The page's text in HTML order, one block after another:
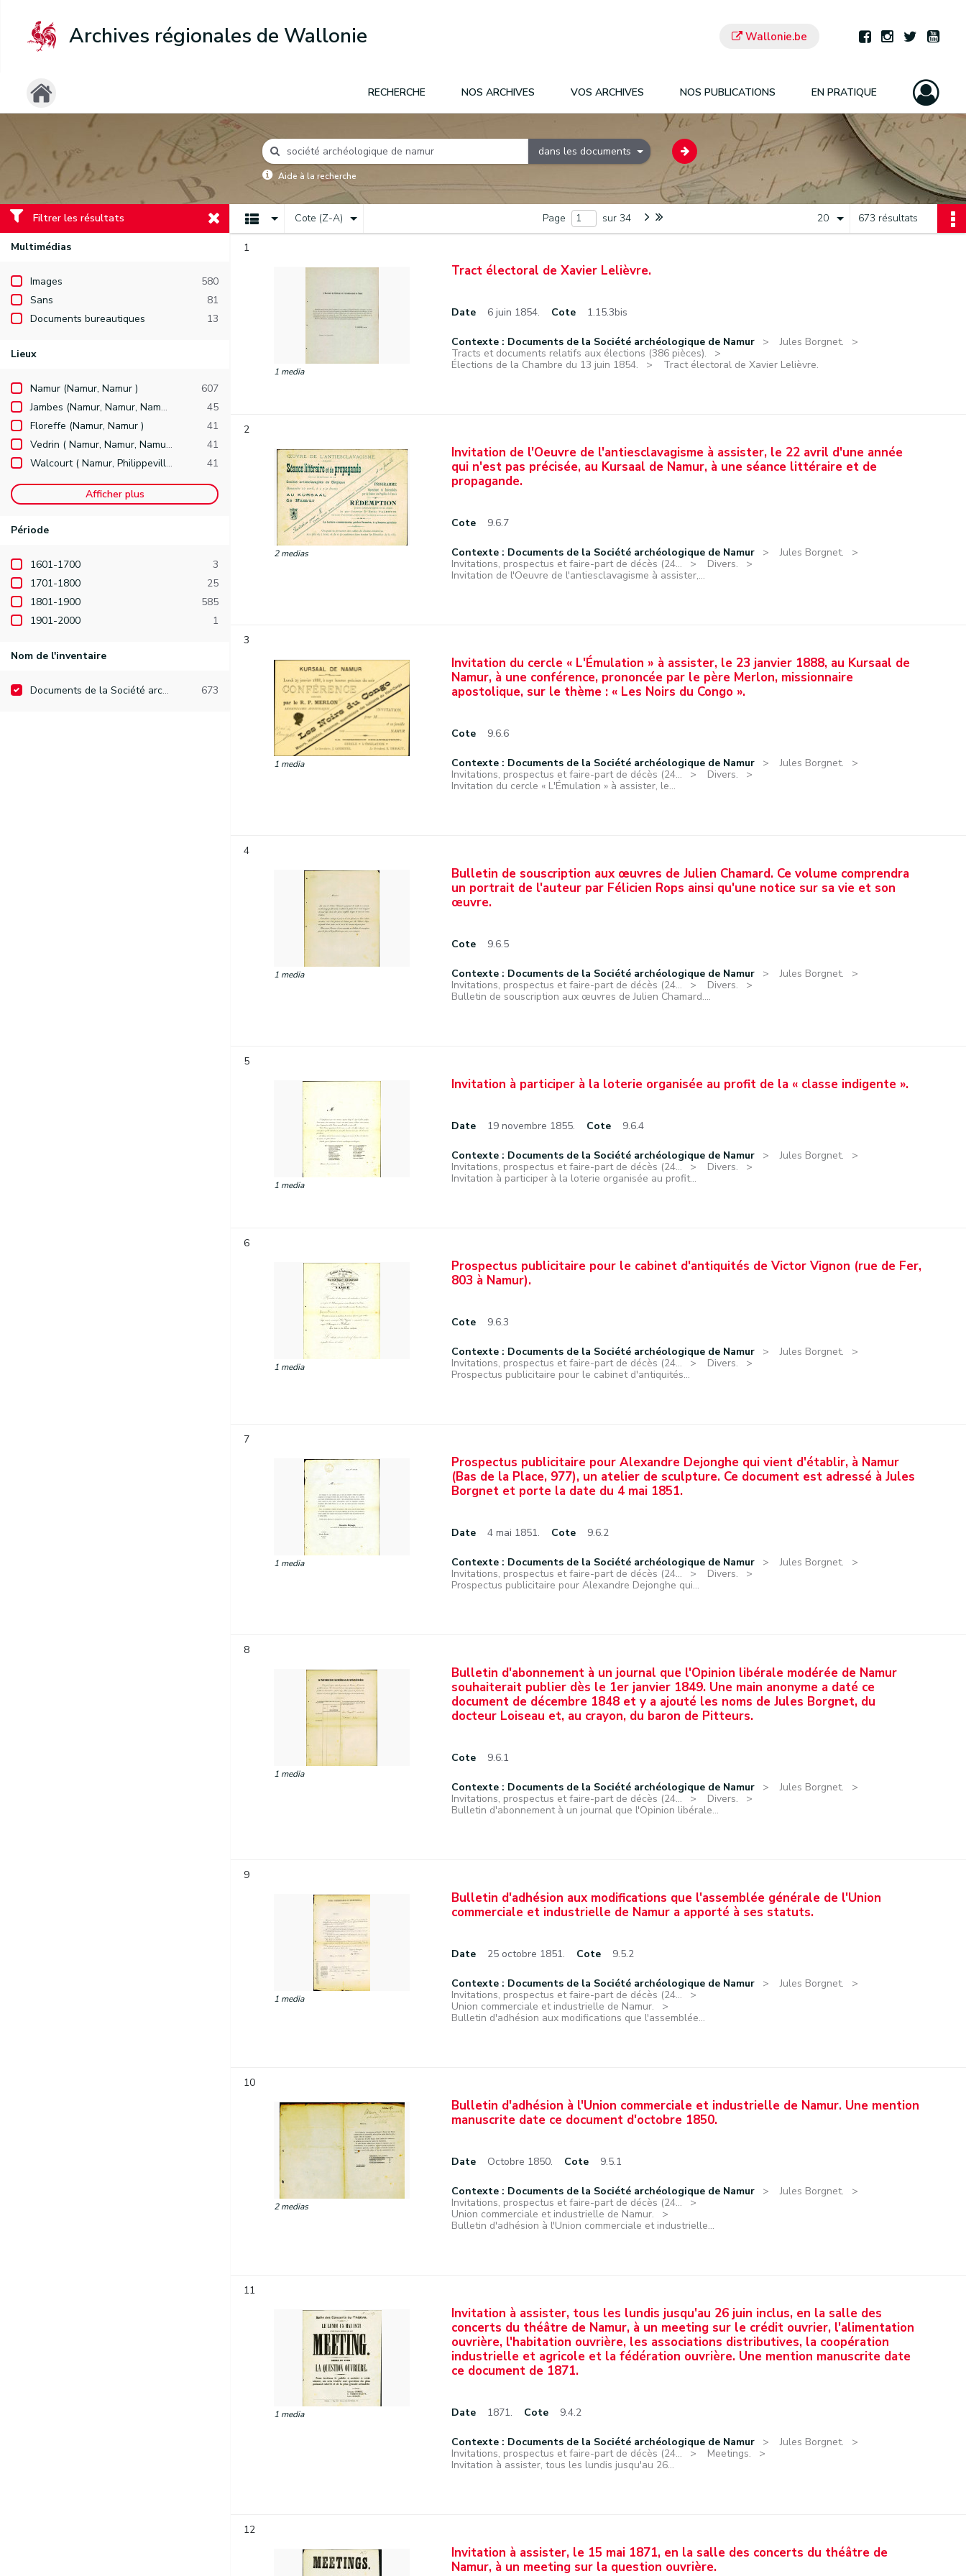
Archives régionales de Wallonie Wallonie.be
RECHERCHE NOS ARCHIVES VOS ARCHIVES NOS PUBLICATIONS EN PRATIQUE
dans les documents
Aide à la recherche
Filtrer les résultats
Multimédias
Images
580
Sans
81
Documents bureautiques
13
Lieux
Namur (Namur, Namur )
607
Jambes (Namur, Namur, Namur )
45
Floreffe (Namur, Namur )
41
Vedrin ( Namur, Namur, Namur )
41
Walcourt ( Namur, Philippeville )
41
Afficher plus
Période
1601-1700
3
1701-1800
25
1801-1900
585
1901-2000
1
Nom de l'inventaire
Documents de la Société archéologique de Namur 673
Cote (Z-A) Page sur 34 673 résultats
20
1
1 media
Tract électoral de Xavier Lelièvre.
Date 6 juin 1854. Cote 1.15.3bis
Contexte : Documents de la Société archéologique de Namur
Jules Borgnet.
Tracts et documents relatifs aux élections (386 pièces).
Élections de la Chambre du 13 juin 1854.
Tract électoral de Xavier Lelièvre.
2
2 medias
Invitation de l'Oeuvre de l'antiesclavagisme à assister, le 22 avril d'une année
qui n'est pas précisée, au Kursaal de Namur, à une séance littéraire et de
propagande.
Cote 9.6.7
Contexte : Documents de la Société archéologique de Namur
Jules Borgnet.
Invitations, prospectus et faire-part de décès (24...
Divers.
Invitation de l'Oeuvre de l'antiesclavagisme à assister,...
3
1 media
Invitation du cercle « L'Émulation » à assister, le 23 janvier 1888, au Kursaal de
Namur, à une conférence, prononcée par le père Merlon, missionnaire
apostolique, sur le thème : « Les Noirs du Congo ».
Cote 9.6.6
Contexte : Documents de la Société archéologique de Namur
Jules Borgnet.
Invitations, prospectus et faire-part de décès (24...
Divers.
Invitation du cercle « L'Émulation » à assister, le...
4
1 media
Bulletin de souscription aux œuvres de Julien Chamard. Ce volume comprendra
un portrait de l'auteur par Félicien Rops ainsi qu'une notice sur sa vie et son
œuvre.
Cote 9.6.5
Contexte : Documents de la Société archéologique de Namur
Jules Borgnet.
Invitations, prospectus et faire-part de décès (24...
Divers.
Bulletin de souscription aux œuvres de Julien Chamard....
5
1 media
Invitation à participer à la loterie organisée au profit de la « classe indigente ».
Date 19 novembre 1855. Cote 9.6.4
Contexte : Documents de la Société archéologique de Namur
Jules Borgnet.
Invitations, prospectus et faire-part de décès (24...
Divers.
Invitation à participer à la loterie organisée au profit...
6
1 media
Prospectus publicitaire pour le cabinet d'antiquités de Victor Vignon (rue de Fer,
803 à Namur).
Cote 9.6.3
Contexte : Documents de la Société archéologique de Namur
Jules Borgnet.
Invitations, prospectus et faire-part de décès (24...
Divers.
Prospectus publicitaire pour le cabinet d'antiquités...
7
1 media
Prospectus publicitaire pour Alexandre Dejonghe qui vient d'établir, à Namur
(Bas de la Place, 977), un atelier de sculpture. Ce document est adressé à Jules
Borgnet et porte la date du 4 mai 1851.
Date 4 mai 1851. Cote 9.6.2
Contexte : Documents de la Société archéologique de Namur
Jules Borgnet.
Invitations, prospectus et faire-part de décès (24...
Divers.
Prospectus publicitaire pour Alexandre Dejonghe qui...
8
1 media
Bulletin d'abonnement à un journal que l'Opinion libérale modérée de Namur
souhaiterait publier dès le 1er janvier 1849. Une main anonyme a daté ce
document de décembre 1848 et y a ajouté les noms de Jules Borgnet, du
docteur Loiseau et, au crayon, du baron de Pitteurs.
Cote 9.6.1
Contexte : Documents de la Société archéologique de Namur
Jules Borgnet.
Invitations, prospectus et faire-part de décès (24...
Divers.
Bulletin d'abonnement à un journal que l'Opinion libérale...
9
1 media
Bulletin d'adhésion aux modifications que l'assemblée générale de l'Union
commerciale et industrielle de Namur a apporté à ses statuts.
Date 25 octobre 1851. Cote 9.5.2
Contexte : Documents de la Société archéologique de Namur
Jules Borgnet.
Invitations, prospectus et faire-part de décès (24...
Union commerciale et industrielle de Namur.
Bulletin d'adhésion aux modifications que l'assemblée...
10
2 medias
Bulletin d'adhésion à l'Union commerciale et industrielle de Namur. Une mention
manuscrite date ce document d'octobre 1850.
Date Octobre 1850. Cote 9.5.1
Contexte : Documents de la Société archéologique de Namur
Jules Borgnet.
Invitations, prospectus et faire-part de décès (24...
Union commerciale et industrielle de Namur.
Bulletin d'adhésion à l'Union commerciale et industrielle...
11
1 media
Invitation à assister, tous les lundis jusqu'au 26 juin inclus, en la salle des
concerts du théâtre de Namur, à un meeting sur le crédit ouvrier, l'alimentation
ouvrière, l'habitation ouvrière, les associations distributives, la coopération
industrielle et agricole et la fédération ouvrière. Une mention manuscrite date
ce document de 1871.
Date 1871. Cote 9.4.2
Contexte : Documents de la Société archéologique de Namur
Jules Borgnet.
Invitations, prospectus et faire-part de décès (24...
Meetings.
Invitation à assister, tous les lundis jusqu'au 26...
12
Invitation à assister, le 15 mai 1871, en la salle des concerts du théâtre de
Namur, à un meeting sur la question ouvrière.